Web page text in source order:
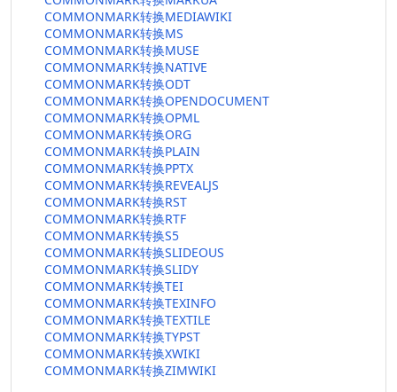
COMMONMARK转换MEDIAWIKI
COMMONMARK转换MS
COMMONMARK转换MUSE
COMMONMARK转换NATIVE
COMMONMARK转换ODT
COMMONMARK转换OPENDOCUMENT
COMMONMARK转换OPML
COMMONMARK转换ORG
COMMONMARK转换PLAIN
COMMONMARK转换PPTX
COMMONMARK转换REVEALJS
COMMONMARK转换RST
COMMONMARK转换RTF
COMMONMARK转换S5
COMMONMARK转换SLIDEOUS
COMMONMARK转换SLIDY
COMMONMARK转换TEI
COMMONMARK转换TEXINFO
COMMONMARK转换TEXTILE
COMMONMARK转换TYPST
COMMONMARK转换XWIKI
COMMONMARK转换ZIMWIKI